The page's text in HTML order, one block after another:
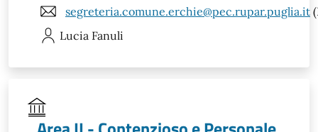
segreteria.comune.erchie@pec.rupar.puglia.it
Lucia Fanuli